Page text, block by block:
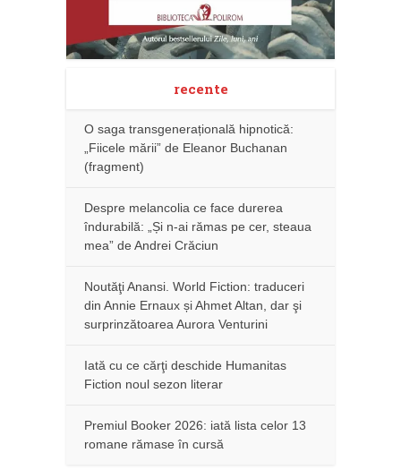
recente
O saga transgenerațională hipnotică:
„Fiicele mării” de Eleanor Buchanan
(fragment)
Despre melancolia ce face durerea
îndurabilă: „Și n-ai rămas pe cer, steaua
mea” de Andrei Crăciun
Noutăţi Anansi. World Fiction: traduceri
din Annie Ernaux și Ahmet Altan, dar şi
surprinzătoarea Aurora Venturini
Iată cu ce cărţi deschide Humanitas
Fiction noul sezon literar
Premiul Booker 2026: iată lista celor 13
romane rămase în cursă